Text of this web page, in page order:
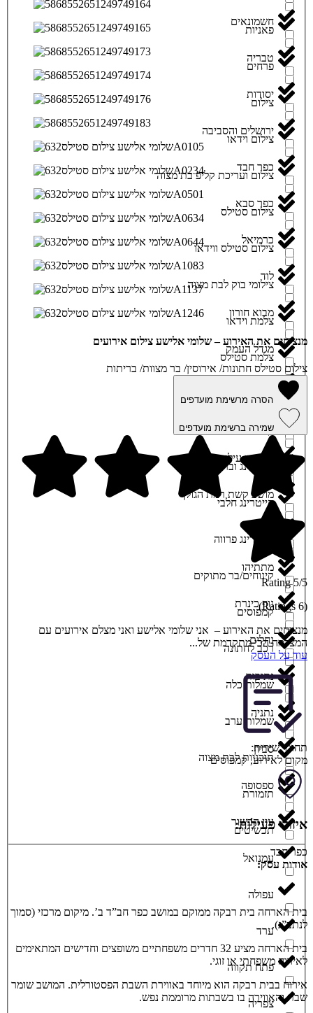
פאניות
פרחים
צילום
צילום וידאו
צילום ועריכת קליפ בת מצוה
צילום סטילס
צילום סטילס ווידאו
צילומי בוק לבת מצוה
צלמת וידאו
צלמת סטילס
קייטרינג בשרי
קייטרינג ובר
קייטרינג חלבי
קייטרינג פרווה
קינוחים/בר מתוקים
קמפוסים
רכב לחתונה
שמלות כלה
שמלות ערב
תוכניות לבת מצוה
תזמורת
תכשיטים
חשמונאים
טבריה
יסודות
ירושלים והסביבה
כפר חבד
כפר סבא
כרמיאל
לוד
מבוא חורון
מגדל העמק
מודיעין עילית
מושב קשת רמת הגולן
מתתיהו
נוף כינרת
נחלים
נתיבות
נתניה
סביון
ספסופה
עין הבשור
עמנואל
עפולה
ערד
פתח תקווה
צפריה
מנציחים את האירוע – שלומי אלישע צילום אירועים
צילום סטילס חתונות/ אירוסין/ בר מצוות/ בריתות
הסרה מרשימת מועדפים
שמירה ברשימת מועדפים
5/5 Rating
(6 Ratings)
מנציחים את האירוע – אני שלומי אלישע ואני מצלם אירועים עם
המצלמה הכי מתקדמת של...
עוד על העסק
תחומי שירות:
מקום לאירוע, קמפוסים
איזורי פעילות:
כפר חבד
אודות עסק:
בית הארחה בית רבקה ממוקם במושב כפר חב”ד ב’. מיקום מרכזי (סמוך
לנתב”ג).
בית הארחה מציע 32 חדרים משפחתיים משופצים וחדישים המתאימים
לאירוח משפחתי או זוגי.
אירוח בבית רבקה הוא מיוחד באווירת השבת הפסטורלית. המושב שומר
שבת והאווירה בו בשבתות מרוממת נפש.